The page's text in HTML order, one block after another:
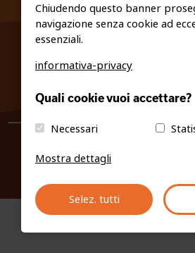
info@fiso.it|
Chiudendo questo banner
navigazione senza cookie ad
essenziali.
informativa-privacy
Quali cookie vuoi accettare?
Necessari
Mostra dettagli
Selez. tutti